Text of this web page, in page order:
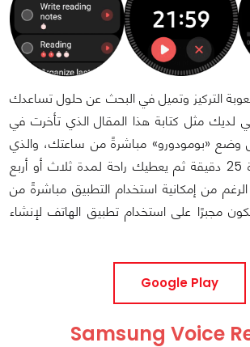
التركيز وتميل في البحث عن حلول تساعدك
لديك مثل كتابة هذا المقال الذي تأخرت في
وضع «بومودورو» مباشرةً من ساعتك، والذي
سيفعل مؤقت لمدة 25 دقيقة ثم يعطيك راحة لمدة ثلاث أو أربع
من إمكانية استخدام التطبيق مباشرةً من
مجبرًا على استخدام تطبيق الهاتف لإنشاء
Google Play